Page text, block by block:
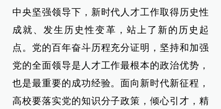
中央坚强领导下，新时代人才工作取得历史性
成就、发生历史性变革，站上了新的历史起
点。党的百年奋斗历程充分证明，坚持和加强
党的全面领导是人才工作最根本的政治优势，
也是最重要的成功经验。面向新时代新征程，
高校要落实党的知识分子政策，倾心引才，精